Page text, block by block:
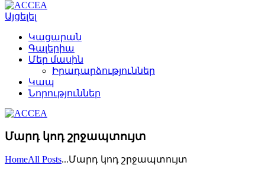
Այցելել
Կացարան
Գալերիա
Մեր մասին
Իրադարձություններ
Կապ
Նորություններ
Մարդ կոդ շրջապտույտ
HomeAll Posts...Մարդ կոդ շրջապտույտ